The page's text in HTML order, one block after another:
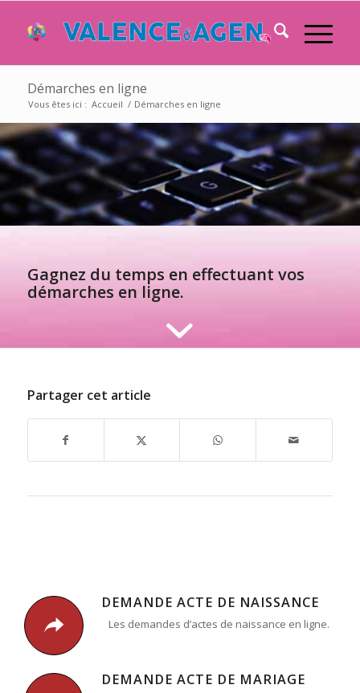
Démarches en ligne
Vous êtes ici : Accueil / Démarches en ligne
Gagnez du temps en effectuant vos
démarches en ligne.
Partager cet article
DEMANDE ACTE DE NAISSANCE
Les demandes d’actes de naissance en ligne.
DEMANDE ACTE DE MARIAGE